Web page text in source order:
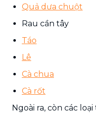
Quả dưa chuột
Rau cần tây
Táo
Lê
Cà chua
Cà rốt
Ngoài ra, còn các